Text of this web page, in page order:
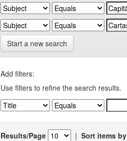
Start a new search
Add filters:
Use filters to refine the search results.
Results/Page | Sort items by